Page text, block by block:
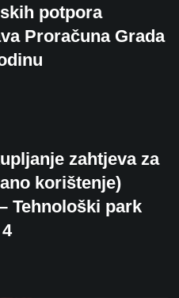
potpora
Proračuna Grada
zahtjeva za
korištenje)
Tehnološki park